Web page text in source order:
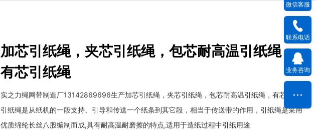
加芯引纸绳，夹芯引纸绳，包芯耐高温引纸绳，
有芯引纸绳
实之力绳网带制造厂13142869696生产加芯引纸绳，夹芯引纸绳，包芯耐高温引纸绳，有芯引纸绳
引纸绳是从纸机的一段支持、引导和传送一个纸条到其它段，相当于传送带的作用，引纸绳是采用
优质绵纶长丝八股编制而成,具有耐高温耐磨擦的特点,适用于造纸过程中引纸用途
微信客服
联系电话
业务咨询